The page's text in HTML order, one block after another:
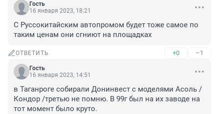
Гость
16 января 2023, 18:21
С Руссокитайским автопромом будет тоже самое по
таким ценам они сгниют на площадках
ОТВЕТИТЬ +0 –1
Гость
16 января 2023, 14:51
в Таганроге собирали Донинвест с моделями Асоль /
Кондор /третью не помню. В 99г был на их заводе на
тот момент было круто.